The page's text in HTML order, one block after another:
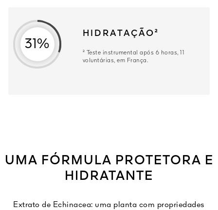
31%
HIDRATAÇÃO²
² Teste instrumental após 6 horas, 11
voluntárias, em França.
UMA FÓRMULA PROTETORA E
HIDRATANTE
Extrato de Echinacea: uma planta com propriedades